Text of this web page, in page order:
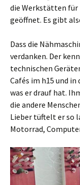
die Werkstätten für
geöffnet. Es gibt
Dass die
verdanken. Der
technischen
Cafés im h15 und
was er drauf hat.
die andere
Lieber tüftelt er so
Motorrad,